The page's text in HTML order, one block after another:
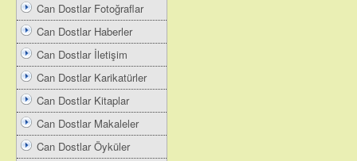
Can Dostlar Fotoğraflar
Can Dostlar Haberler
Can Dostlar İletişim
Can Dostlar Karikatürler
Can Dostlar Kitaplar
Can Dostlar Makaleler
Can Dostlar Öyküler